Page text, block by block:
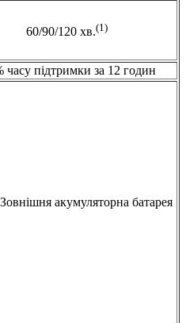
60/90/120 хв.(1)
часу підтримки за 12 годин
Зовнішня акумуляторна батарея